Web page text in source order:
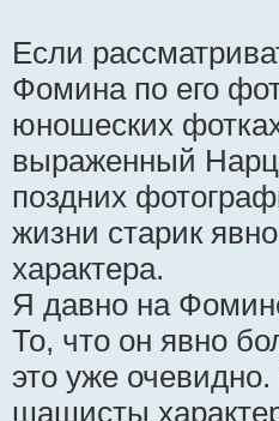
Если
Фомина по его
юношеских
выраженный
поздних
жизни старик
характера.
Я давно на
То, что он явно
это уже
шашисты